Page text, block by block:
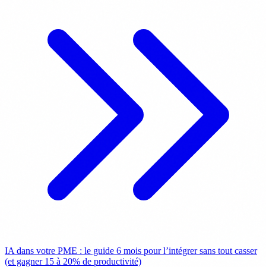
IA dans votre PME : le guide 6 mois pour l’intégrer sans tout casser
(et gagner 15 à 20% de productivité)